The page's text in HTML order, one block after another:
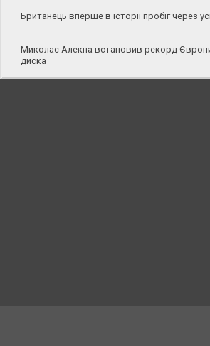
Британець вперше в історії пробіг через
Миколас Алекна встановив рекорд Європи
диска